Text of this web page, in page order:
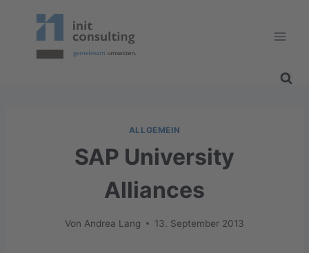
ALLGEMEIN
SAP University
Alliances
Von Andrea Lang 13. September 2013